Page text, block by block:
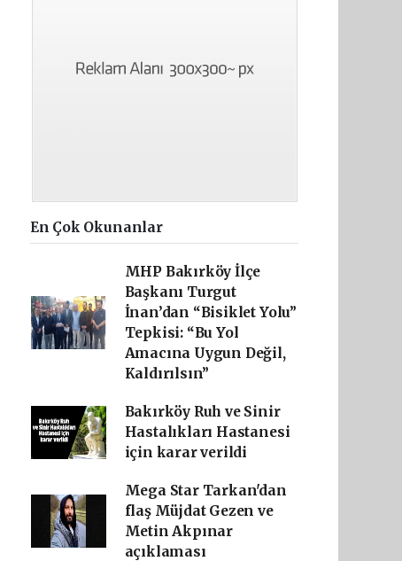
En Çok Okunanlar
MHP Bakırköy İlçe
Başkanı Turgut
İnan’dan “Bisiklet Yolu”
Tepkisi: “Bu Yol
Amacına Uygun Değil,
Kaldırılsın”
Bakırköy Ruh ve Sinir
Hastalıkları Hastanesi
için karar verildi
Mega Star Tarkan'dan
flaş Müjdat Gezen ve
Metin Akpınar
açıklaması